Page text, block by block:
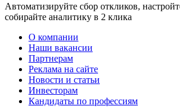
Автоматизируйте сбор откликов,
собирайте аналитику в 2 клика
О компании
Наши вакансии
Партнерам
Реклама на сайте
Новости и статьи
Инвесторам
Кандидаты по профессиям